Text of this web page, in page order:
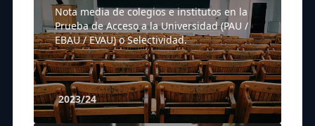
Nota media de colegios e institutos en la
Prueba de Acceso a la Universidad (PAU /
EBAU / EVAU) o Selectividad.
2023/24